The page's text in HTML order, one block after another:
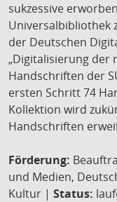
sukzessive
Universalbibliothek
der Deutschen
„Digitalisierung der
Handschriften der
ersten Schritt 74
Kollektion wird
Handschriften
Förderung:
und Medien,
Kultur | Status: